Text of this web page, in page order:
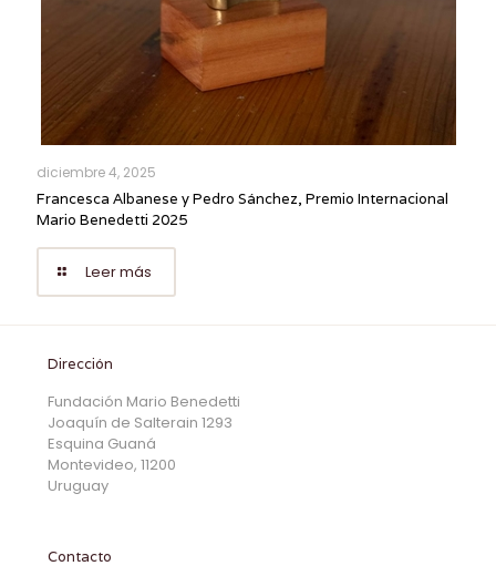
diciembre 4, 2025
Francesca Albanese y Pedro Sánchez, Premio Internacional
Mario Benedetti 2025
Leer más
Dirección
Fundación Mario Benedetti
Joaquín de Salterain 1293
Esquina Guaná
Montevideo, 11200
Uruguay
Contacto